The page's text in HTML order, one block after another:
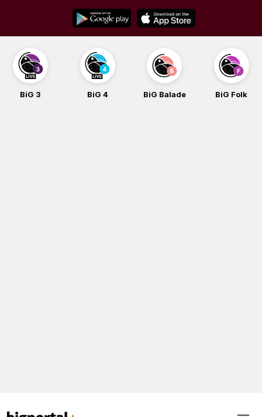
content
BiG 3 BiG 4 BiG Balade BiG Folk